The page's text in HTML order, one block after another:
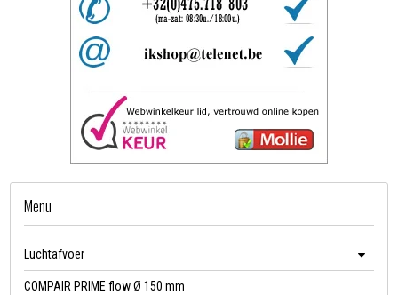
Menu
Luchtafvoer
COMPAIR PRIME flow Ø 150 mm